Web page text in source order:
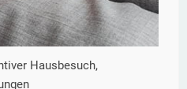
Hausbesuch,